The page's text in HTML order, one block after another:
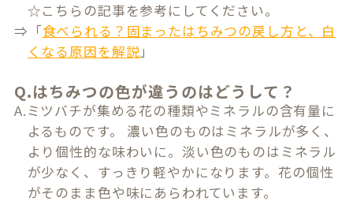
☆こちらの記事を参考にしてください。
⇒「食べられる？固まったはちみつの戻し方と、白
くなる原因を解説」
Q.はちみつの色が違うのはどうして？
A.ミツバチが集める花の種類やミネラルの含有量に
よるものです。 濃い色のものはミネラルが多く、
より個性的な味わいに。淡い色のものはミネラル
が少なく、すっきり軽やかになります。花の個性
がそのまま色や味にあらわれています。